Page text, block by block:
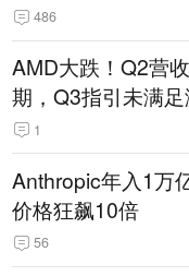
486
AMD大跌！Q2营
期，Q3指引未满
1
Anthropic年入1万
价格狂飙10倍
56